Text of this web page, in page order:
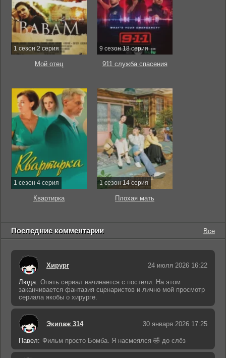
1 сезон 2 серия
Мой отец
9 сезон 18 серия
911 служба спасения
1 сезон 4 серия
Квартирка
1 сезон 14 серия
Плохая мать
Последние комментарии Все
Хирург 24 июля 2026 16:22
Люда: Опять сериал начинается с постели. На этом
заканчивается фантазия сценаристов и лично мой просмотр
сериала якобы о хирурге.
Экипаж 314 30 января 2026 17:25
Павел: Фильм просто Бомба. Я насмеялся 🤣 до слёз